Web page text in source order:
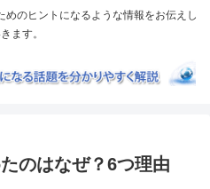
のヒントになるような情報をお伝えし
ます。
のはなぜ？6つ理由